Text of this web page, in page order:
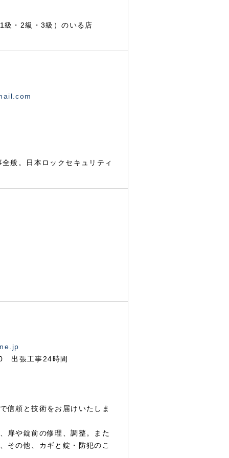
・2級・3級）のいる店
般。日本ロックセキュリティ
出張工事24時間
信頼と技術をお届けいたしま
扉や錠前の修理、調整。また
その他、カギと錠・防犯のこ